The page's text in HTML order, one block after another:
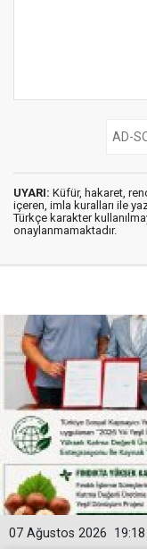
UYARI: Küfür, hakaret,
içeren, imla kuralları ile
Türkçe karakter
onaylanmamaktadır.
19:18
07 Ağustos 2026